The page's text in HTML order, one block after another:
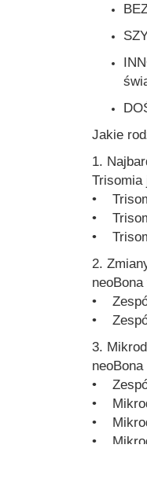
Jakie
1.
Trisomia
•
•
•
2.
•
•
3.
•
•
•
•